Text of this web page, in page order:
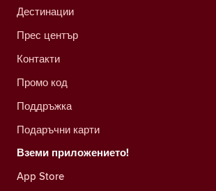
Дестинации
Прес център
Контакти
Промо код
Поддръжка
Подаръчни карти
Вземи приложението!
App Store